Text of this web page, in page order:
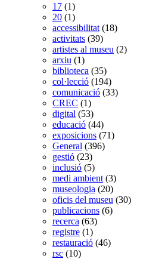
17 (1)
20 (1)
accessibilitat (18)
activitats (39)
artistes al museu (2)
arxiu (1)
biblioteca (35)
col·lecció (194)
comunicació (33)
CREC (1)
digital (53)
educació (44)
exposicions (71)
General (396)
gestió (23)
inclusió (5)
medi ambient (3)
museologia (20)
oficis del museu (30)
publicacions (6)
recerca (63)
registre (1)
restauració (46)
rsc (10)